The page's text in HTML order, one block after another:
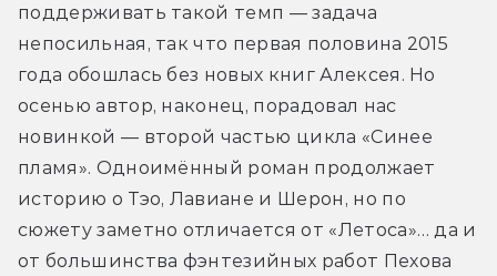
поддерживать такой темп — задача
непосильная, так что первая половина 2015
года обошлась без новых книг Алексея. Но
осенью автор, наконец, порадовал нас
новинкой — второй частью цикла «Синее
пламя». Одноимённый роман продолжает
историю о Тэо, Лавиане и Шерон, но по
сюжету заметно отличается от «Летоса»… да и
от большинства фэнтезийных работ Пехова